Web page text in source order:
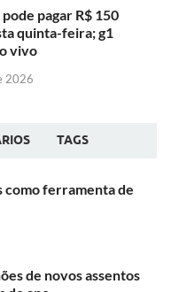
pagar R$ 150
quinta-feira; g1
vivo
2026
TAGS
como ferramenta de
de novos assentos